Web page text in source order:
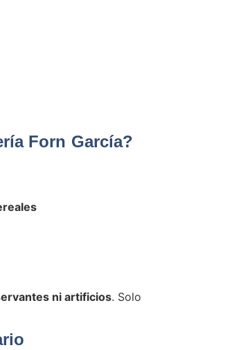
Forn García?
ni artificios. Solo